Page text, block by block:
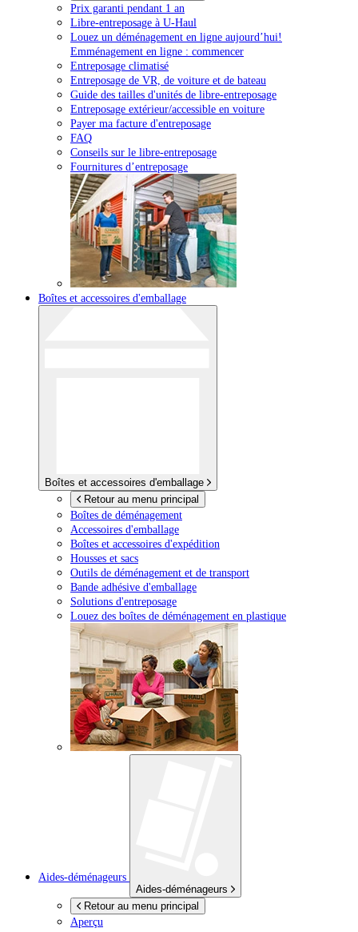
Prix garanti pendant 1 an
Libre-entreposage à U-Haul
Louez un déménagement en ligne aujourd’hui!
Emménagement en ligne : commencer
Entreposage climatisé
Entreposage de VR, de voiture et de bateau
Guide des tailles d'unités de libre-entreposage
Entreposage extérieur/accessible en voiture
Payer ma facture d'entreposage
FAQ
Conseils sur le libre-entreposage
Fournitures d’entreposage
Boîtes et accessoires d'emballage
Boîtes et accessoires d'emballage
Retour au menu principal
Boîtes de déménagement
Accessoires d'emballage
Boîtes et accessoires d'expédition
Housses et sacs
Outils de déménagement et de transport
Bande adhésive d'emballage
Solutions d'entreposage
Louez des boîtes de déménagement en plastique
Aides-déménageurs
Aides-déménageurs
Retour au menu principal
Aperçu